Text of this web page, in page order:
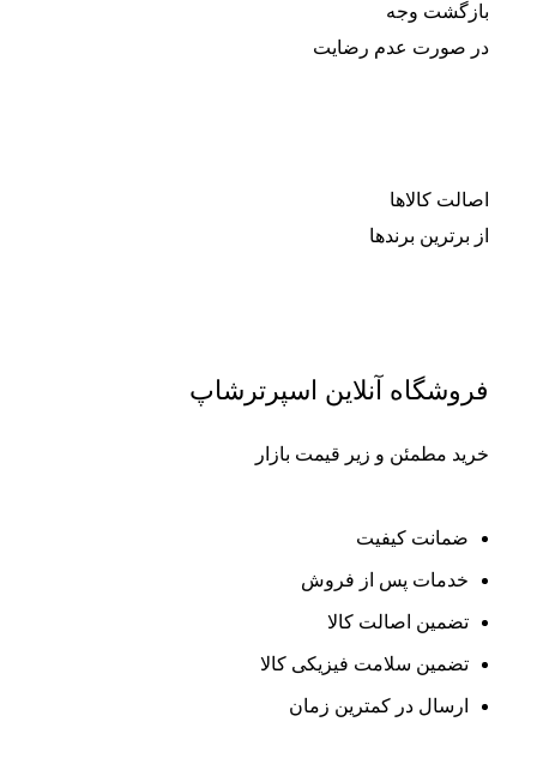
بازگشت وجه
در صورت عدم رضایت
اصالت کالاها
از برترین برندها
فروشگاه آنلاین اسپرترشاپ
خرید مطمئن و زیر قیمت بازار
ضمانت کیفیت
خدمات پس از فروش
تضمین اصالت کالا
تضمین سلامت فیزیکی کالا
ارسال در کمترین زمان